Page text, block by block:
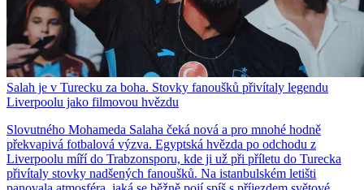
Salah je v Turecku za boha. Stovky fanoušků přivítaly legendu
Liverpoolu jako filmovou hvězdu
Slovutného Mohameda Salaha čeká nová a pro mnohé hodně
překvapivá fotbalová výzva. Egyptská hvězda po odchodu z
Liverpoolu míří do Trabzonsporu, kde ji už při příletu do Turecka
přivítaly stovky nadšených fanoušků. Na istanbulském letišti